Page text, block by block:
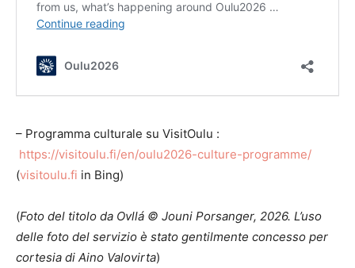
– Programma culturale su VisitOulu :
https://visitoulu.fi/en/oulu2026-culture-programme/
(visitoulu.fi in Bing)
(Foto del titolo da Ovllá © Jouni Porsanger, 2026. L’uso
delle foto del servizio è stato gentilmente concesso per
cortesia di Aino Valovirta)